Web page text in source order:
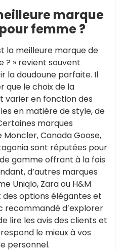
marque
femme ?
la meilleure marque de
? » revient souvent
la doudoune parfaite. Il
le choix de la
varier en fonction des
en matière de style, de
marques
Canada Goose,
sont réputées pour
gamme offrant à la fois
d’autres marques
Uniqlo, Zara ou H&M
options élégantes et
recommandé d’explorer
lire les avis des clients et
le mieux à vos
personnel.